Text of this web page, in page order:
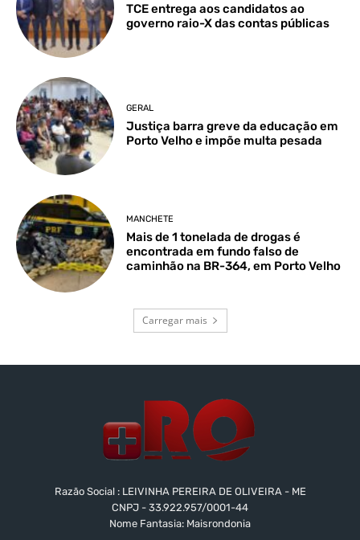
TCE entrega aos candidatos ao
governo raio-X das contas públicas
GERAL
Justiça barra greve da educação em
Porto Velho e impõe multa pesada
MANCHETE
Mais de 1 tonelada de drogas é
encontrada em fundo falso de
caminhão na BR-364, em Porto Velho
Carregar mais
Razão Social : LEIVINHA PEREIRA DE OLIVEIRA - ME
CNPJ - 33.922.957/0001-44
Nome Fantasia: Maisrondonia